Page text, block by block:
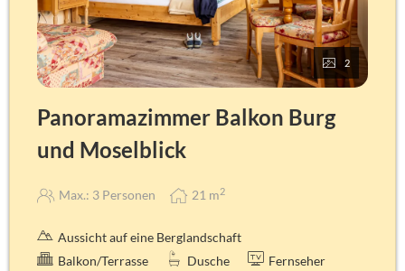
Hodyshampoo, Kosmetiktücher, Hygienebag, Handtuch,
Duschtuch, Bademantel (auf Anfrage).
Abweichung möglich!
2
Panoramazimmer Balkon Burg
und Moselblick
Max.: 3 Personen 21 m2
Aussicht auf eine Berglandschaft
Balkon/Terrasse
Dusche
Fernseher